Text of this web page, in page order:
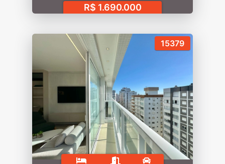
R$ 1.690.000
15379